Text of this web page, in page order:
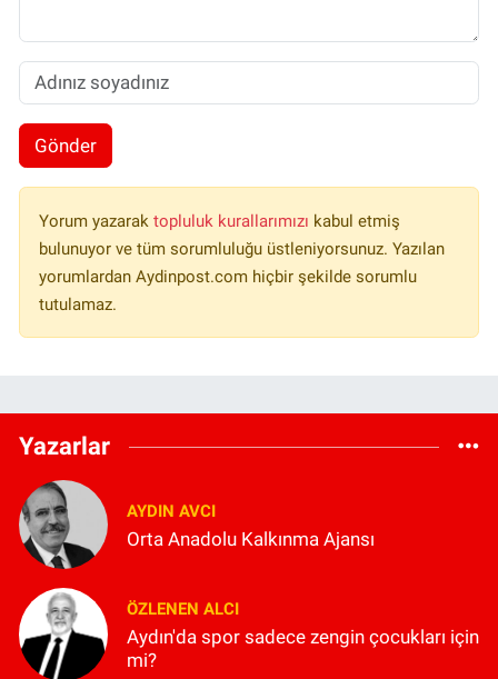
Gönder
Yorum yazarak topluluk kurallarımızı kabul etmiş
bulunuyor ve tüm sorumluluğu üstleniyorsunuz. Yazılan
yorumlardan Aydinpost.com hiçbir şekilde sorumlu
tutulamaz.
Yazarlar
AYDIN AVCI
Orta Anadolu Kalkınma Ajansı
ÖZLENEN ALCI
Aydın'da spor sadece zengin çocukları için
mi?